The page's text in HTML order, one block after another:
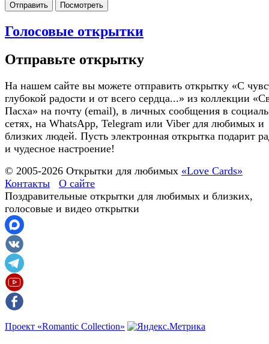
Отправить Посмотреть
Голосовые открытки
Отправьте открытку
На нашем сайте вы можете отправить открытку «С
глубокой радости и от всего сердца...» из коллекции
Пасха» на почту (email), в личных сообщения в
сетях, на WhatsApp, Telegram или Viber для любимых и
близких людей. Пусть электронная открытка подарит
и чудесное настроение!
© 2005-2026 Открытки для любимых «Love Cards»
Контакты
О сайте
Поздравительные открытки для любимых и близких,
голосовые и видео открытки
Проект «Romantic Collection»